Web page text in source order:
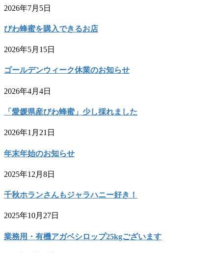
2026年7月5日
びわ蜂蜜を購入できるお店
2026年5月15日
ゴールデンウィーク休業のお知らせ
2026年4月4日
「愛媛県産びわ蜂蜜」少し採れました
2026年1月21日
年末年始のお知らせ
2025年12月8日
千秋ホランさんもジャラハニー好き！
2025年10月27日
業務用・有機アガベシロップ25kgございます